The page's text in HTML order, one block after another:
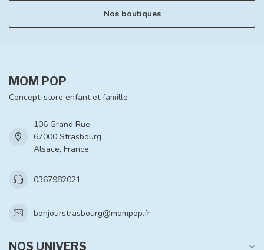
Nos boutiques
MOM POP
Concept-store enfant et famille
106 Grand Rue
67000 Strasbourg
Alsace, France
0367982021
bonjourstrasbourg@mompop.fr
NOS UNIVERS